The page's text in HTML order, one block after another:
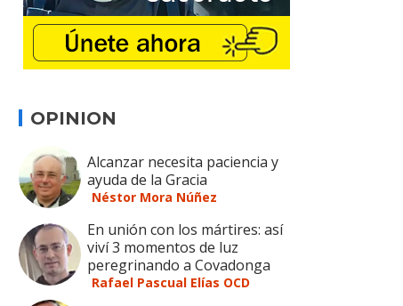
OPINION
Alcanzar necesita paciencia y
ayuda de la Gracia
Néstor Mora Núñez
En unión con los mártires: así
viví 3 momentos de luz
peregrinando a Covadonga
Rafael Pascual Elías OCD